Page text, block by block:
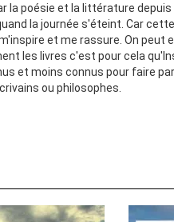
la poésie et la littérature
la journée s'éteint. Car
et me rassure. On peut
les livres c'est pour cela
et moins connus pour faire
ou philosophes.